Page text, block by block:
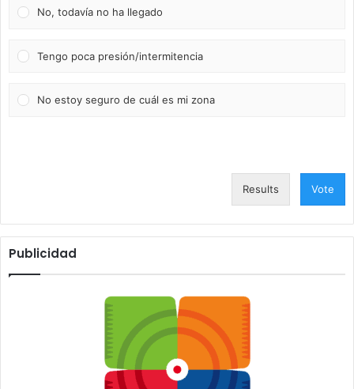
No, todavía no ha llegado
Tengo poca presión/intermitencia
No estoy seguro de cuál es mi zona
Results Vote
Publicidad